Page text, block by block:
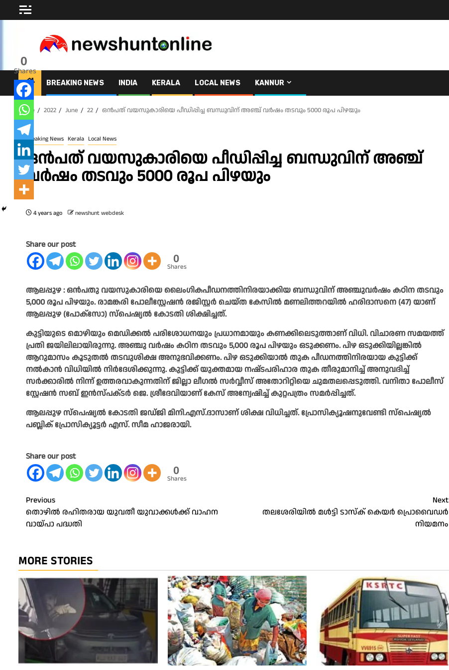
to
BREAKING NEWS INDIA KERALA LOCAL NEWS KANNUR
Home 2022 June 22 ഒൻപത് വയസുകാരിയെ പീഡിപ്പിച്ച ബന്ധുവിന് അഞ്ച് വർഷം തടവും 5000 രൂപ പിഴയും
Breaking News Kerala Local News
ഒൻപത് വയസുകാരിയെ പീഡിപ്പിച്ച ബന്ധുവിന് അഞ്ച്
വർഷം തടവും 5000 രൂപ പിഴയും
4 years ago newshunt webdesk
Share our post
0
Shares
ആലപ്പുഴ : ഒൻപതു വയസുകാരിയെ ലൈംഗികപീ‍ഡനത്തിനിരയാക്കിയ ബന്ധുവിന് അഞ്ചുവർഷം കഠിന തടവും
5,000 രൂപ പിഴയും. രാമങ്കരി പോലീസ്റ്റേഷൻ രജിസ്റ്റർ ചെയ്‌ത കേസിൽ മണലിത്തറയിൽ ഹരിദാസനെ (47) യാണ്
ആലപ്പുഴ (പോക്സോ) സ്പെഷ്യൽ കോടതി ശിക്ഷിച്ചത്.
കുട്ടിയുടെ മൊഴിയും മെഡിക്കൽ പരിശോധനയും പ്രധാനമായും കണക്കിലെടുത്താണ് വിധി. വിചാരണ സമയത്ത്
പ്രതി ജയിലിലായിരുന്നു. അഞ്ചു വർഷം കഠിന തടവും 5,000 രൂപ പിഴയും ഒടുക്കണം. പിഴ ഒടുക്കിയില്ലങ്കിൽ
ആറുമാസം കൂടുതൽ തടവുശിക്ഷ അനുഭവിക്കണം. പിഴ ഒടുക്കിയാൽ തുക പീ‍ഡനത്തിനിരയായ കുട്ടിക്ക്
നൽകാൻ വിധിയിൽ നിർദേശിക്കുന്നു. കുട്ടിക്ക് യുക്തമായ നഷ്‌ട‌പരിഹാര തുക തീരുമാനിച്ച് അനുവദിച്ച്
സർക്കാരിൽ നിന്ന് ഉത്തരവാകുന്നതിന് ജില്ലാ ലീഗൽ സർവ്വീസ് അതോറിറ്റിയെ ചുമതലപ്പെടുത്തി. വനിതാ പോലീസ്
സ്റ്റേഷൻ സബ് ഇൻസ്‌പക്‌ടർ ജെ. ശ്രീദേവിയാണ് കേസ് അന്വേഷിച്ച് കുറ്റപത്രം സമർപ്പിച്ചത്.
ആലപ്പുഴ സ്‌പെഷ്യൽ കോടതി ജഡ്‌ജി മിനി.എസ്.ദാസാണ് ശിക്ഷ വിധിച്ചത്. പ്രോസിക്യൂഷനുവേണ്ടി സ്‌പെഷ്യൽ
പബ്ലിക് പ്രോസിക്യൂട്ടർ എസ്. സീമ ഹാജരായി.
Share our post
0
Shares
0
Shares
Post
navigation
Previous
തൊഴിൽ രഹിതരായ യുവതീ യുവാക്കൾക്ക് വാഹന
വായ്പാ പദ്ധതി
Next
തലശേരിയിൽ മൾട്ടി ടാസ്‌ക് കെയർ പ്രൊവൈഡർ
നിയമനം
MORE STORIES